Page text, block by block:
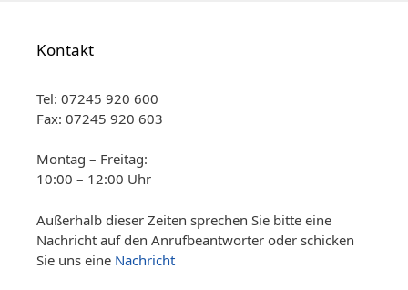
Kontakt
Tel: 07245 920 600
Fax: 07245 920 603
Montag – Freitag:
10:00 – 12:00 Uhr
Außerhalb dieser Zeiten sprechen Sie bitte eine
Nachricht auf den Anrufbeantworter oder schicken
Sie uns eine Nachricht